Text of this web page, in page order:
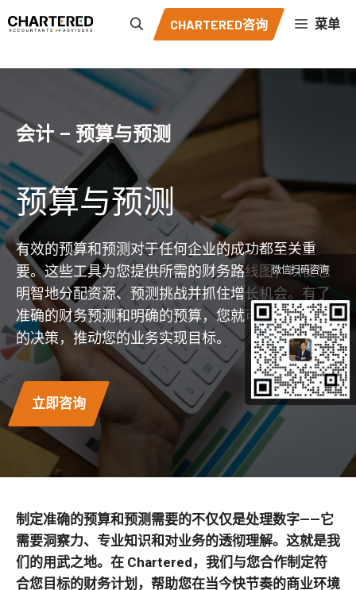
至
菜单
CHARTERED咨询
会计 – 预算与预测
预算与预测
有效的预算和预测对于任何企业的成功都至关重
要。这些工具为您提供所需的财务路线图，以便您
明智地分配资源、预测挑战并抓住增长机会。有了
准确的财务预测和明确的预算，您就可以做出明智
的决策，推动您的业务实现目标。
立即咨询
制定准确的预算和预测需要的不仅仅是处理数字——它
需要洞察力、专业知识和对业务的透彻理解。这就是我
们的用武之地。在 Chartered，我们与您合作制定符
合您目标的财务计划，帮助您在当今快节奏的商业环境
微信扫码咨询